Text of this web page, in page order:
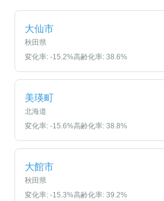
大仙市
秋田県
変化率: -15.2%高齢化率: 38.6%
美瑛町
北海道
変化率: -15.6%高齢化率: 38.8%
大館市
秋田県
変化率: -15.3%高齢化率: 39.2%